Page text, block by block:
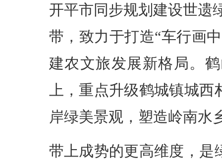
开平市同步规划建设世遗
带，致力于打造“车行画
建农文旅发展新格局。
上，重点升级鹤城镇城西
岸绿美景观，塑造岭南水
带上成势的更高维度，是